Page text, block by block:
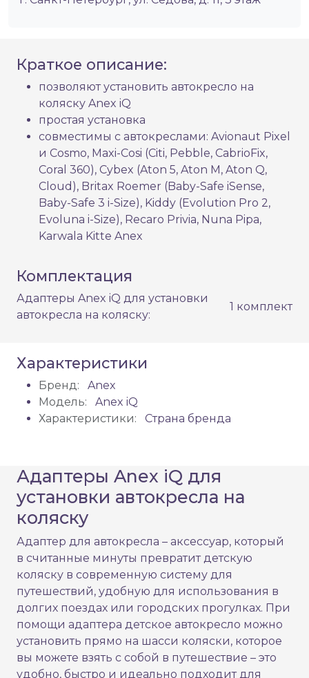
Краткое описание:
позволяют установить автокресло на
коляску Anex iQ
простая установка
совместимы с автокреслами: Avionaut Pixel
и Cosmo, Maxi-Cosi (Citi, Pebble, CabrioFix,
Coral 360), Cybex (Aton 5, Aton M, Aton Q,
Cloud), Britax Roemer (Baby-Safe iSense,
Baby-Safe 3 i-Size), Kiddy (Evolution Pro 2,
Evoluna i-Size), Recaro Privia, Nuna Pipa,
Karwala Kitte Anex
Комплектация
Адаптеры Anex iQ для установки
автокресла на коляску:
1 комплект
Характеристики
Бренд:
Anex
Модель:
Anex iQ
Характеристики:
Страна бренда
Адаптеры Anex iQ для
установки автокресла на
коляску
Адаптер для автокресла – аксессуар, который
в считанные минуты превратит детскую
коляску в современную систему для
путешествий, удобную для использования в
долгих поездах или городских прогулках. При
помощи адаптера детское автокресло можно
установить прямо на шасси коляски, которое
вы можете взять с собой в путешествие – это
удобно, быстро и идеально подходит для